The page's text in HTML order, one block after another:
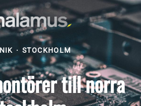
· STOCKHOLM
till norra